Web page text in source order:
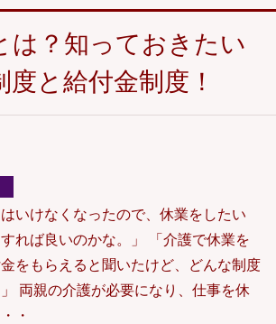
は？知っておきたい
度と給付金制度！
はいけなくなったので、休業をしたい
れば良いのかな。」 「介護で休業を
をもらえると聞いたけど、どんな制度
両親の介護が必要になり、仕事を休
・